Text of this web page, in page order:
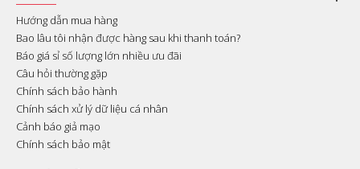
Hướng dẫn mua hàng
Bao lâu tôi nhận được hàng sau khi thanh toán?
Báo giá sỉ số lượng lớn nhiều ưu đãi
Câu hỏi thường gặp
Chính sách bảo hành
Chính sách xử lý dữ liệu cá nhân
Cảnh báo giả mạo
Chính sách bảo mật